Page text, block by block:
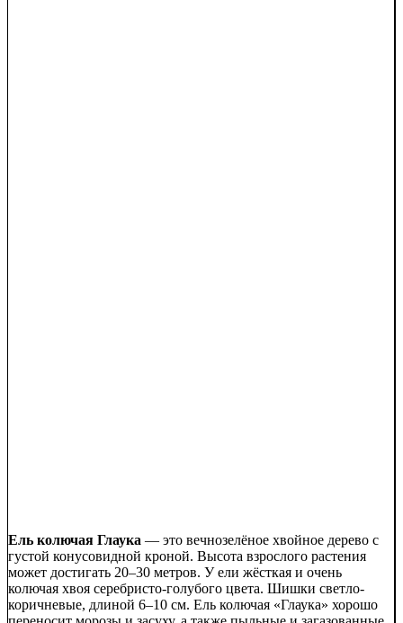
Ель колючая Глаука — это вечнозелёное хвойное дерево с
густой конусовидной кроной. Высота взрослого растения
может достигать 20–30 метров. У ели жёсткая и очень
колючая хвоя серебристо-голубого цвета. Шишки светло-
коричневые, длиной 6–10 см. Ель колючая «Глаука» хорошо